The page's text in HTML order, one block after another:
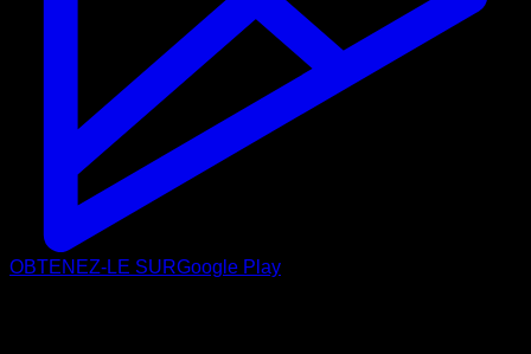
OBTENEZ-LE SURGoogle Play